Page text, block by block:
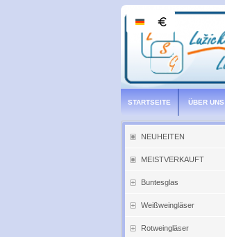
STARTSEITE ÜBER UNS
NEUHEITEN
MEISTVERKAUFT
Buntesglas
Weißweingläser
Rotweingläser